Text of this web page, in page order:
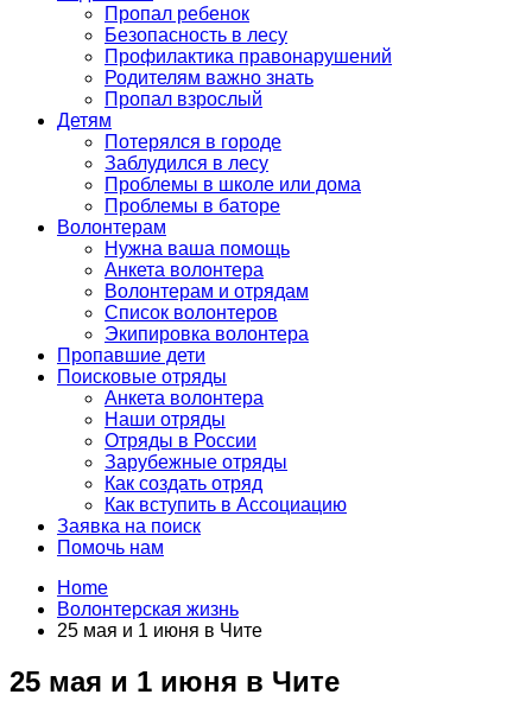
Пропал ребенок
Безопасность в лесу
Профилактика правонарушений
Родителям важно знать
Пропал взрослый
Детям
Потерялся в городе
Заблудился в лесу
Проблемы в школе или дома
Проблемы в баторе
Волонтерам
Нужна ваша помощь
Анкета волонтера
Волонтерам и отрядам
Список волонтеров
Экипировка волонтера
Пропавшие дети
Поисковые отряды
Анкета волонтера
Наши отряды
Отряды в России
Зарубежные отряды
Как создать отряд
Как вступить в Ассоциацию
Заявка на поиск
Помочь нам
Home
Волонтерская жизнь
25 мая и 1 июня в Чите
25 мая и 1 июня в Чите